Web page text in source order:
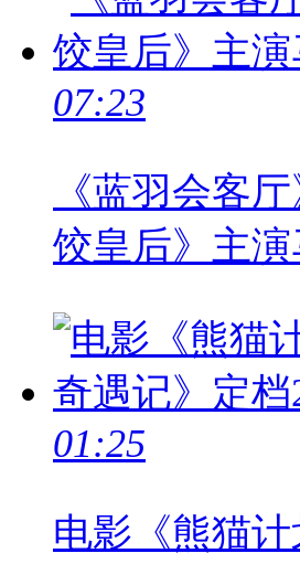
07:23
《蓝羽会客
饺皇后》主
01:25
电影《熊猫